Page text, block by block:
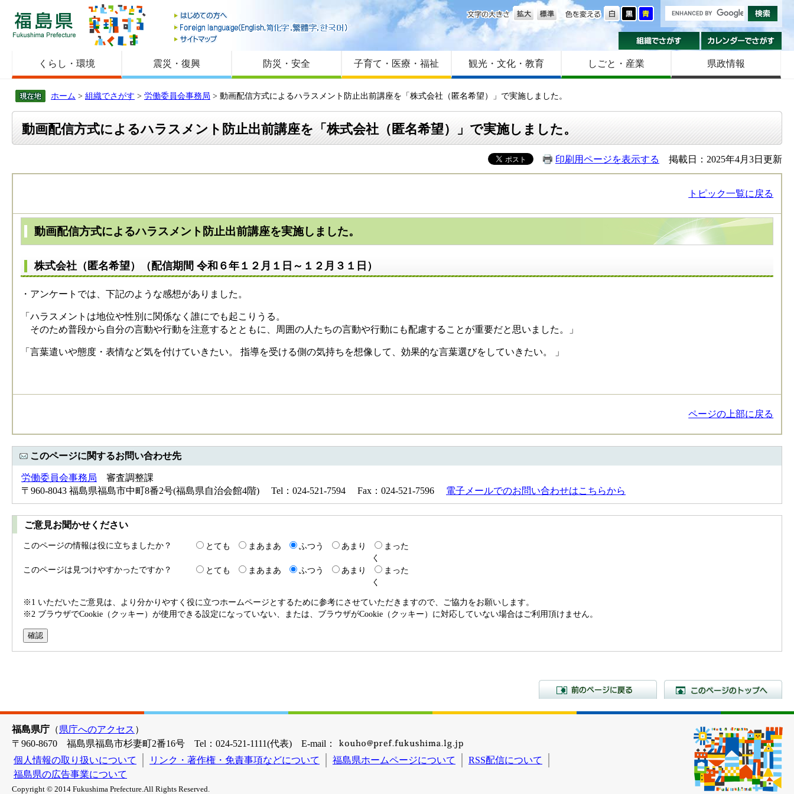
福島県
はじめての方へ
Foreign language
サイトマップ
色を変える
文字の大きさ
組織でさがす
くらし・環境 震災・復興 防災・安全 子育て・医療・福祉 観光・文化・教育 しごと・産業 県政情報
ホーム > 組織でさがす > 労働委員会事務局 > 動画配信方式によるハラスメント防止出前講座を「株式会社（匿名希望）」で実施しました。
動画配信方式によるハラスメント防止出前講座を「株式会社（匿名希望）」で実施しました。
印刷用ページを表示する 掲載日：2025年4月3日更新
トピック一覧に戻る
動画配信方式によるハラスメント防止出前講座を実施しました。
株式会社（匿名希望）（配信期間 令和６年１２月１日～１２月３１日）
・アンケートでは、下記のような感想がありました。
「ハラスメントは地位や性別に関係なく誰にでも起こりうる。
そのため普段から自分の言動や行動を注意するとともに、周囲の人たちの言動や行動にも配慮することが重要だと思いました。」
「言葉遣いや態度・表情など気を付けていきたい。 指導を受ける側の気持ちを想像して、効果的な言葉選びをしていきたい。 」
ページの上部に戻る
このページに関するお問い合わせ先
労働委員会事務局 審査調整課
〒960-8043 福島県福島市中町8番2号(福島県自治会館4階) Tel：024-521-7594 Fax：024-521-7596 電子メールでのお問い合わせはこちらから
ご意見お聞かせください
このページの情報は役に立ちましたか？ とても まあまあ ふつう あまり
まった
く
このページは見つけやすかったですか？
とても まあまあ ふつう あまり
まった
く
※1 いただいたご意見は、より分かりやすく役に立つホームページとするために参考にさせていただきますので、ご協力をお願いします。
※2 ブラウザでCookie（クッキー）が使用できる設定になっていない、または、ブラウザがCookie（クッキー）に対応していない場合はご利用頂けません。
前のページに戻る
福島県庁 （県庁へのアクセス ）
〒960-8670 福島県福島市杉妻町2番16号 Tel：024-521-1111(代表) E-mail：
個人情報の取り扱いについて
リンク・著作権・免責事項などについて 福島県ホームページについて
RSS配信について
福島県の広告事業について
Copyright © 2014 Fukushima Prefecture.All Rights Reserved.